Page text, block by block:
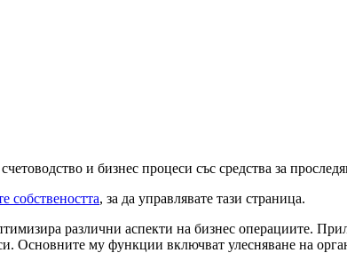
и бизнес процеси със средства за
собствеността, за да управлявате тази страница.
различни аспекти на бизнес операциите.
Основните му функции включват улесняване на